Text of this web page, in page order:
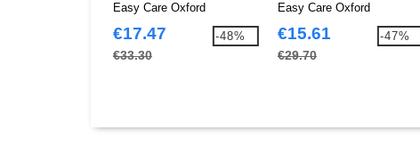
Easy Care Oxford
Overhemd Met Lange Mouw
€17.47
€33.30
-48%
Easy Care Oxford
Overhemd Met Korte Mouw
€15.61
€29.70
-47%